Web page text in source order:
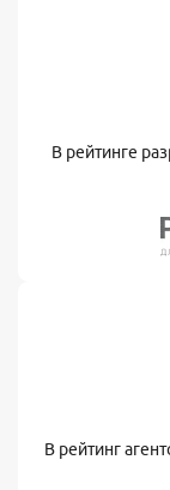
В рейтинге
В рейтинг